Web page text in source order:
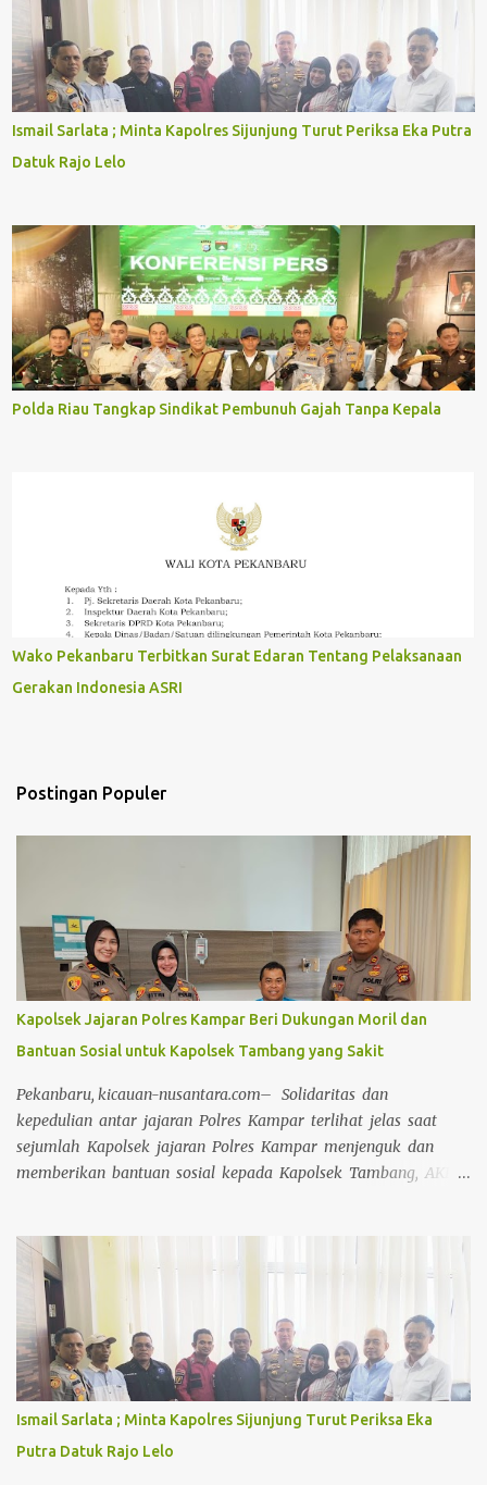
Ismail Sarlata ; Minta Kapolres Sijunjung Turut Periksa Eka Putra
Datuk Rajo Lelo
Polda Riau Tangkap Sindikat Pembunuh Gajah Tanpa Kepala
Wako Pekanbaru Terbitkan Surat Edaran Tentang Pelaksanaan
Gerakan Indonesia ASRI
Postingan Populer
Kapolsek Jajaran Polres Kampar Beri Dukungan Moril dan
Bantuan Sosial untuk Kapolsek Tambang yang Sakit
Pekanbaru, kicauan-nusantara.com– Solidaritas dan
kepedulian antar jajaran Polres Kampar terlihat jelas saat
sejumlah Kapolsek jajaran Polres Kampar menjenguk dan
memberikan bantuan sosial kepada Kapolsek Tambang, AKP
AKBP Mihardi menyampaikan bahwa Perwakilan Kapolsek
Jajaran Polres Kampar yang terdiri dari Iptu Irwan Fikri
(Kapolsek Kampar Kiri Hilir), Iptu Rekmusnita, S.H M.H
(Kapolsek Kampar), Iptu Rian Onel S.H M.H (Kapolsek
Bangkinang Barat), dan Iptu Fitri Yenni. S.Psi (Kapolsek
Bangkinang Kota), mengunjungi AKP Asril Syaputra di rumah
sakit. Kedatangan rombongan Kapolsek Jajaran disambut
langsung oleh pihak keluarga AKP Asril Syaputra. Dalam
kesempatan tersebut, Kapolsek Jajaran Polres Kampar
Ismail Sarlata ; Minta Kapolres Sijunjung Turut Periksa Eka
Putra Datuk Rajo Lelo